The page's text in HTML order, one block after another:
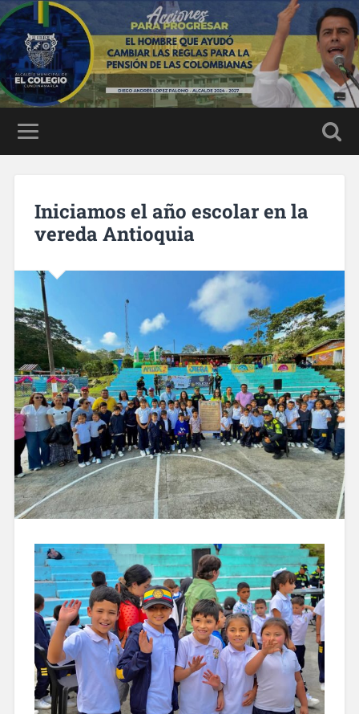
Iniciamos el año escolar en la
vereda Antioquia